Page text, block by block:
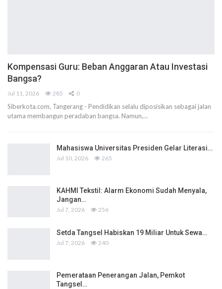
Kompensasi Guru: Beban Anggaran Atau Investasi
Bangsa?
Jul 11, 2026 285 0
Siberkota.com, Tangerang - Pendidikan selalu diposisikan sebagai jalan
utama membangun peradaban bangsa. Namun,…
Mahasiswa Universitas Presiden Gelar Literasi…
Jul 10, 2026 265
KAHMI Tekstil: Alarm Ekonomi Sudah Menyala,
Jangan…
Jul 7, 2026 256
Setda Tangsel Habiskan 19 Miliar Untuk Sewa…
Jul 7, 2026 240
Pemerataan Penerangan Jalan, Pemkot
Tangsel…